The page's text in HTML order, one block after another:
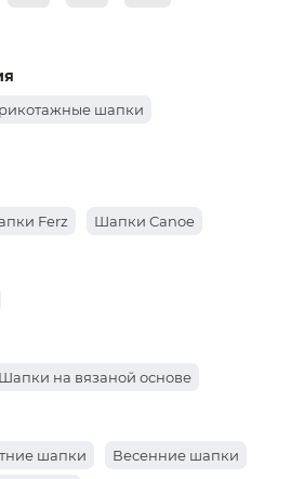
шапки
Ferz Шапки Canoe
Шапки на вязаной основе
шапки
Весенние шапки